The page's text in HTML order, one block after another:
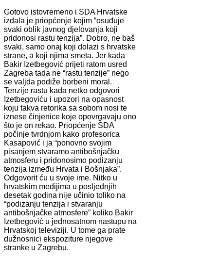
Gotovo istovremeno i SDA Hrvatske
izdala je priopćenje kojim “osuđuje
svaki oblik javnog djelovanja koji
pridonosi rastu tenzija”. Dobro, ne baš
svaki, samo onaj koji dolazi s hrvatske
strane, a koji njima smeta. Jer kada
Bakir Izetbegović prijeti ratom usred
Zagreba tada ne “rastu tenzije” nego
se valjda podiže borbeni moral.
Tenzije rastu kada netko odgovori
Izetbegoviću i upozori na opasnost
koju takva retorika sa sobom nosi te
iznese činjenice koje opovrgavaju ono
što je on rekao. Priopćenje SDA
počinje tvrdnjom kako profesorica
Kasapović i ja “ponovno svojim
pisanjem stvaramo antibošnjačku
atmosferu i pridonosimo podizanju
tenzija između Hrvata i Bošnjaka”.
Odgovorit ću u svoje ime. Nitko u
hrvatskim medijima u posljednjih
desetak godina nije učinio toliko na
“podizanju tenzija i stvaranju
antibošnjačke atmosfere” koliko Bakir
Izetbegović u jednosatnom nastupu na
Hrvatskoj televiziji. U tome ga prate
dužnosnici ekspoziture njegove
stranke u Zagrebu.